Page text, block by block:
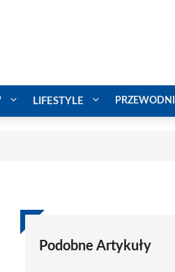
LIFESTYLE
Podobne Artykuły